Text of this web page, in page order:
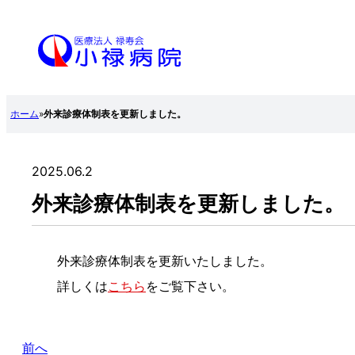
キ
ホーム»外来診療体制表を更新しました。
2025.06.2
外来診療体制表を更新しました。
外来診療体制表を更新いたしました。
詳しくはこ ち ら をご覧下さい。
前へ